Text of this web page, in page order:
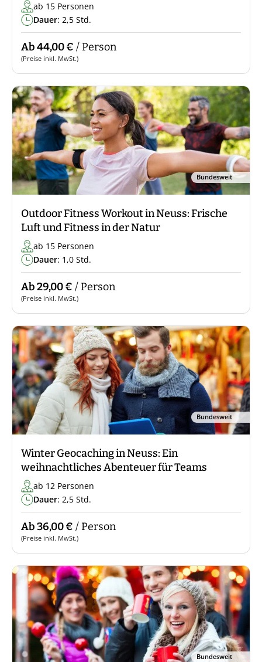
ab 15 Personen
Dauer: 2,5 Std.
Ab 44,00 € / Person
(Preise inkl. MwSt.)
Bundesweit
Outdoor Fitness Workout in Neuss: Frische
Luft und Fitness in der Natur
ab 15 Personen
Dauer: 1,0 Std.
Ab 29,00 € / Person
(Preise inkl. MwSt.)
Bundesweit
Winter Geocaching in Neuss: Ein
weihnachtliches Abenteuer für Teams
ab 12 Personen
Dauer: 2,5 Std.
Ab 36,00 € / Person
(Preise inkl. MwSt.)
Bundesweit